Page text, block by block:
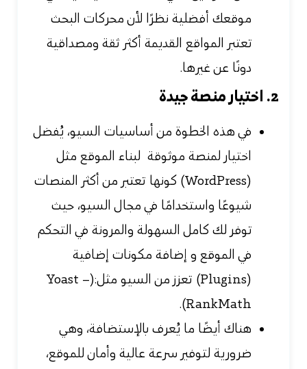
موقعك أفضلية نظرًا لأن محركات البحث
تعتبر المواقع القديمة أكثر ثقة ومصداقية
دونًا عن غيرها.
2. اختيار منصة جيدة
في هذه الخطوة من أساسيات السيو، يُفضل
اختيار لمنصة موثوقة لبناء الموقع مثل
(WordPress) كونها تعتبر من أكثر المنصات
شيوعًا واستخدامًا في مجال السيو، حيث
توفر لك كامل السهولة والمرونة في التحكم
في الموقع و إضافة مكونات إضافية
(Plugins) تعزز من السيو مثل:(Yoast –
RankMath).
هناك أيضًا ما يُعرف بالإستضافة، وهي
ضرورية لتوفير سرعة عالية وأمان للموقع،